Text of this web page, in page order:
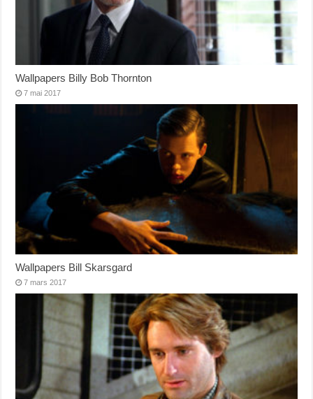
Wallpapers Billy Bob Thornton
7 mai 2017
Wallpapers Bill Skarsgard
7 mars 2017